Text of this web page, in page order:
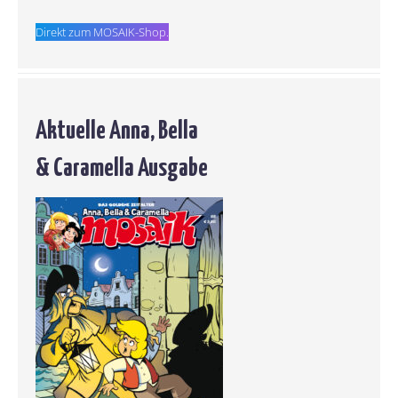
Direkt zum MOSAIK-Shop.
Aktuelle Anna, Bella
& Caramella Ausgabe